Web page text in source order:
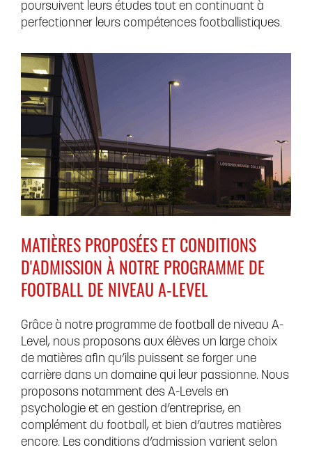
poursuivent leurs études tout en continuant à
perfectionner leurs compétences footballistiques.
MATIÈRES PROPOSÉES ET CONDITIONS
D'ADMISSION À NOTRE PROGRAMME DE
FOOTBALL DE NIVEAU A-LEVEL
Grâce à notre programme de football de niveau A-
Level, nous proposons aux élèves un large choix
de matières afin qu’ils puissent se forger une
carrière dans un domaine qui leur passionne. Nous
proposons notamment des A-Levels en
psychologie et en gestion d’entreprise, en
complément du football, et bien d’autres matières
encore. Les conditions d’admission varient selon